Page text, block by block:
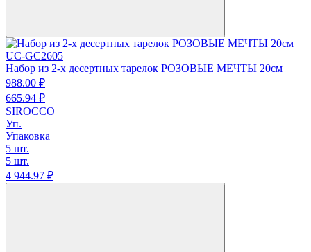
UC-GC2605
Набор из 2-х десертных тарелок РОЗОВЫЕ МЕЧТЫ 20см
988.00 ₽
665.94 ₽
SIROCCO
Уп.
Упаковка
5 шт.
5 шт.
4 944.97 ₽